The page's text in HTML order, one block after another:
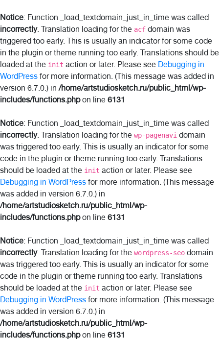
Notice: Function _load_textdomain_just_in_time was called
incorrectly. Translation loading for the acf domain was
triggered too early. This is usually an indicator for some code
in the plugin or theme running too early. Translations should be
loaded at the init action or later. Please see Debugging in
WordPress for more information. (This message was added in
version 6.7.0.) in/home/artstudiosketch.ru/public_html/wp-
includes/functions.phpon line 6131
Notice: Function _load_textdomain_just_in_time was called
incorrectly. Translation loading for the wp-pagenavi domain
was triggered too early. This is usually an indicator for some
code in the plugin or theme running too early. Translations
should be loaded at the init action or later. Please see
Debugging in WordPress for more information. (This message
was added in version 6.7.0.) in
/home/artstudiosketch.ru/public_html/wp-
includes/functions.phpon line 6131
Notice: Function _load_textdomain_just_in_time was called
incorrectly. Translation loading for the wordpress-seo domain
was triggered too early. This is usually an indicator for some
code in the plugin or theme running too early. Translations
should be loaded at the init action or later. Please see
Debugging in WordPress for more information. (This message
was added in version 6.7.0.) in
/home/artstudiosketch.ru/public_html/wp-
includes/functions.phpon line 6131